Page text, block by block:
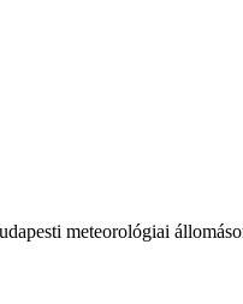
meteorológiai